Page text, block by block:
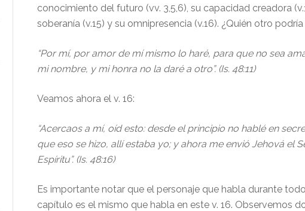
conocimiento del futuro (vv. 3,5,6), su capacidad creadora
soberanía (v.15) y su omnipresencia (v.16). ¿Quién otro podría
“Por mí, por amor de mí mismo lo haré, para que no sea
mi nombre, y mi honra no la daré a otro”. (Is. 48:11)
Veamos ahora el v. 16:
“Acercaos a mí, oíd esto: desde el principio no hablé en
que eso se hizo, allí estaba yo; y ahora me envió Jehová el
Espíritu”. (Is. 48:16)
Es importante notar que el personaje que habla durante
capítulo es el mismo que habla en este v. 16. Observemos